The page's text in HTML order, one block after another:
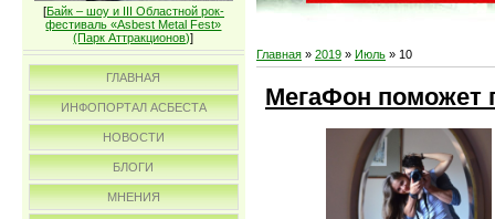
[Байк – шоу и III Областной рок-
фестиваль «Asbest Metal Fest»
(Парк Аттракционов)]
ГЛАВНАЯ
ИНФОПОРТАЛ АСБЕСТА
НОВОСТИ
БЛОГИ
МНЕНИЯ
Главная » 2019 » Июль » 10
МегаФон поможет